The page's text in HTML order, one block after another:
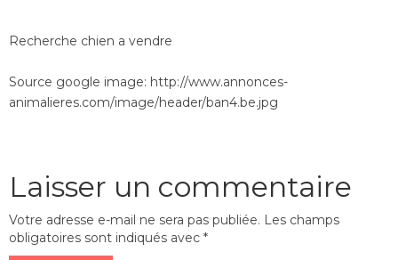
Recherche chien a vendre
Source google image: http://www.annonces-
animalieres.com/image/header/ban4.be.jpg
Laisser un commentaire
Votre adresse e-mail ne sera pas publiée. Les champs
obligatoires sont indiqués avec *